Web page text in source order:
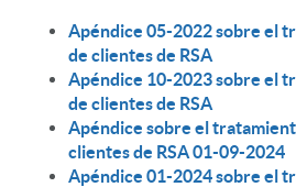
Apéndice 05-2022 sobre el
de clientes de RSA
Apéndice 10-2023 sobre el
de clientes de RSA
Apéndice sobre el
clientes de RSA 01-09-2024
Apéndice 01-2024 sobre el